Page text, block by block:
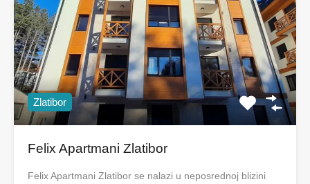
Zlatibor
Felix Apartmani Zlatibor
Felix Apartmani Zlatibor se nalazi u neposrednoj blizini